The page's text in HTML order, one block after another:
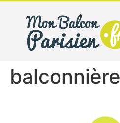
balconnière